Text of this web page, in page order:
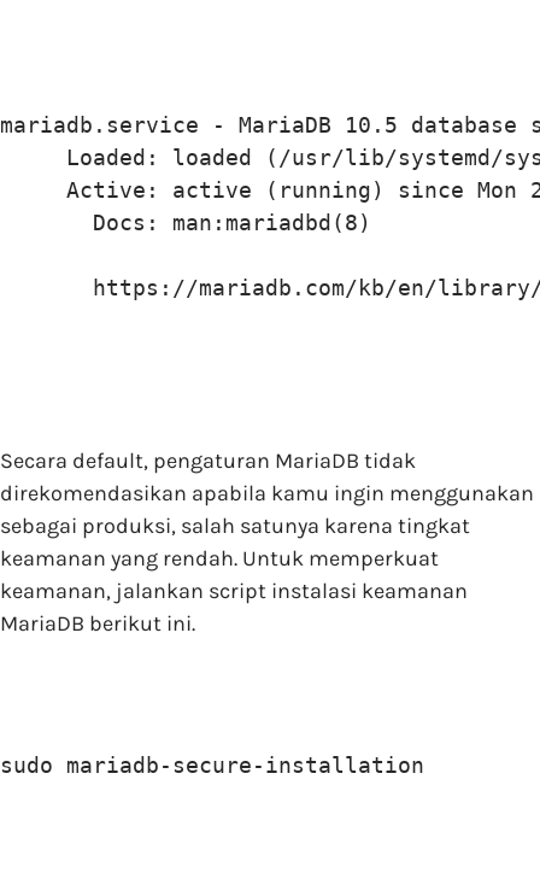
mariadb.service - MariaDB 10.5 database
Loaded: loaded (/usr/lib/systemd/
Active: active (running) since Mon
Docs: man:mariadbd(8)
https://mariadb.com/kb/en/library/
Secara default, pengaturan MariaDB tidak
direkomendasikan apabila kamu ingin menggunakan
sebagai produksi, salah satunya karena tingkat
keamanan yang rendah. Untuk memperkuat
keamanan, jalankan script instalasi keamanan
MariaDB berikut ini.
sudo mariadb-secure-installation